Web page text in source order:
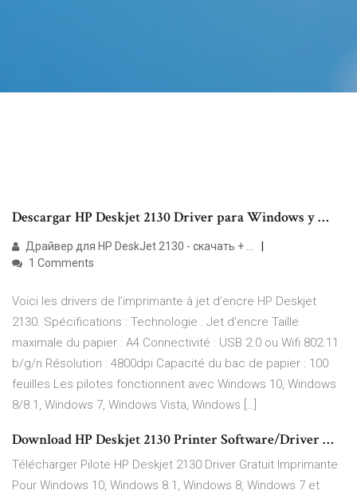
Descargar HP Deskjet 2130 Driver para Windows y …
Драйвер для HP DeskJet 2130 - скачать + …
1 Comments
Voici les drivers de l’imprimante à jet d’encre HP Deskjet
2130. Spécifications : Technologie : Jet d’encre Taille
maximale du papier : A4 Connectivité : USB 2.0 ou Wifi 802.11
b/g/n Résolution : 4800dpi Capacité du bac de papier : 100
feuilles Les pilotes fonctionnent avec Windows 10, Windows
8/8.1, Windows 7, Windows Vista, Windows […]
Download HP Deskjet 2130 Printer Software/Driver …
Télécharger Pilote HP Deskjet 2130 Driver Gratuit Imprimante
Pour Windows 10, Windows 8.1, Windows 8, Windows 7 et